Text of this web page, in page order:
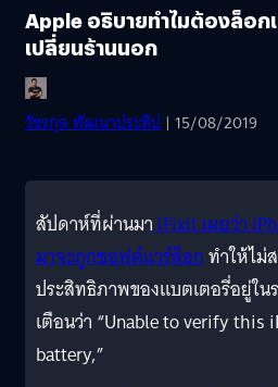
Apple อธิบายทำไมต้องล็อก
เปลี่ยนร้านนอก
วัชรกุล พัฒนาประทีป | 15/08/2019
สัปดาห์ที่ผ่านมาiFixit เผยว่า
มาจะถูกซอฟต์แวร์ล็อกทำให้ไม่
ประสิทธิภาพของแบตเตอรี่อยู่ใ
เตือนว่า “Unable to verify this
battery,”